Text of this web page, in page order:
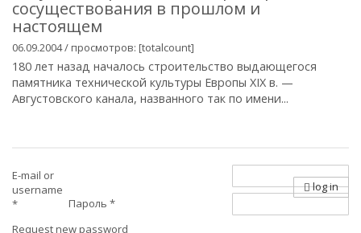
сосуществования в прошлом и
настоящем
06.09.2004 / просмотров: [totalcount]
180 лет назад началось строительство выдающегося
памятника технической культуры Европы ХIХ в. —
Августовского канала, названного так по имени...
E-mail or
username
*
Пароль *
Request new password
log in